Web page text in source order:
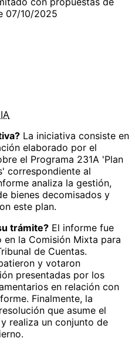
07/10/2025
IA
La iniciativa consiste en
elaborado por el
el Programa 231A 'Plan
correspondiente al
analiza la gestión,
bienes decomisados y
este plan.
trámite? El informe fue
la Comisión Mixta para
de Cuentas.
y votaron
presentadas por los
en relación con
Finalmente, la
que asume el
realiza un conjunto de